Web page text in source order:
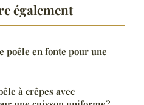
également
poêle en fonte pour une
à crêpes avec